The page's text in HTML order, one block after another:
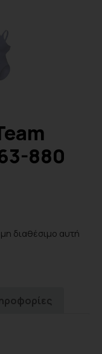
880
μη διαθέσιμο αυτή